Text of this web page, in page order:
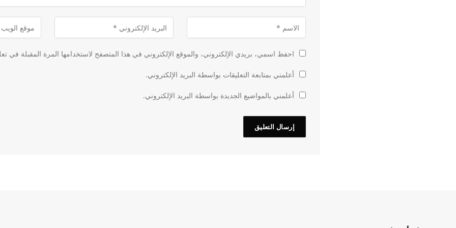
احفظ اسمي، بريدي الإلكتروني، والموقع الإلكتروني في هذا المتصفح لاستخدامها المرة المقبلة في
أعلمني بمتابعة التعليقات بواسطة البريد الإلكتروني.
أعلمني بالمواضيع الجديدة بواسطة البريد الإلكتروني.